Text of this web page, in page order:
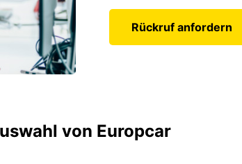
Rückruf anfordern
von Europcar